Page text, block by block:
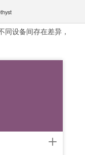
同设备间存在差异，